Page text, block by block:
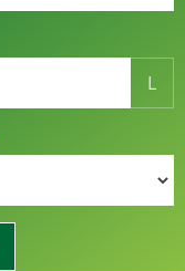
L